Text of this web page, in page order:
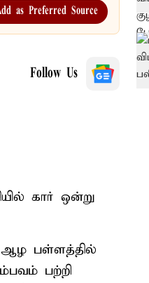
as Preferred Source
Follow Us
கார் ஒன்று
ஆழ பள்ளத்தில்
பற்றி